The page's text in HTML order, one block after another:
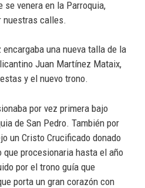
se venera en la Parroquia,
nuestras calles.
una nueva talla de la
Juan Martínez Mataix,
y el nuevo trono.
por vez primera bajo
de San Pedro. También por
un Cristo Crucificado donado
que procesionaria hasta el año
por el trono guía que
porta un gran corazón con